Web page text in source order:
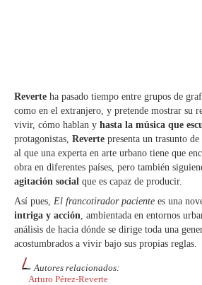
Reverte ha pasado tiempo entre grupos de
como en el extranjero, y pretende mostrar su
vivir, cómo hablan y hasta la música que
protagonistas, Reverte presenta un trasunto de
al que una experta en arte urbano tiene que
obra en diferentes países, pero también
agitación social que es capaz de producir.
Así pues, El francotirador paciente es una
intriga y acción, ambientada en entornos
análisis de hacia dónde se dirige toda una
acostumbrados a vivir bajo sus propias reglas.
Autores relacionados:
Arturo Pérez-Reverte